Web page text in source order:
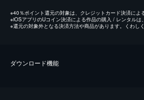
※40％ポイント還元の対象は、クレジットカード決済によ
※iOSアプリのUコイン決済による作品の購入 / レンタルは
※還元の対象外となる決済方法や商品があります。くわし
ダウンロード機能